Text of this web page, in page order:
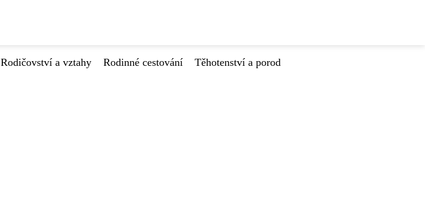
Rodičovství a vztahy Rodinné cestování
Těhotenství a porod